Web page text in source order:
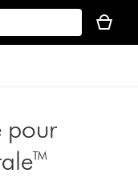
panier
est
pour